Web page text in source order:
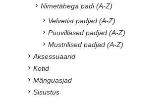
Nimetähega padi (A-Z)
Velvetist padjad (A-Z)
Puuvillased padjad (A-Z)
Mustrilised padjad (A-Z)
Aksessuaarid
Kotid
Mänguasjad
Sisustus